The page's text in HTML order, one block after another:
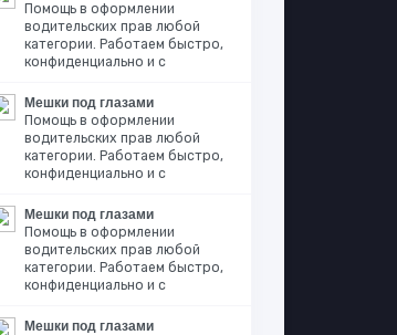
Помощь в оформлении
водительских прав любой
категории. Работаем быстро,
конфиденциально и с
Мешки под глазами
Помощь в оформлении
водительских прав любой
категории. Работаем быстро,
конфиденциально и с
Мешки под глазами
Помощь в оформлении
водительских прав любой
категории. Работаем быстро,
конфиденциально и с
Мешки под глазами